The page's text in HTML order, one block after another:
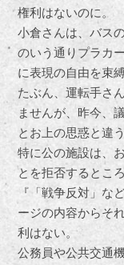
権利はないのに。
小倉さんは、バス
のいう通りプラカ
に表現の自由を束
たぶん、運転手さ
ませんが、昨今、
とお上の思惑と違
特に公の施設は、
とを拒否するとこ
『「戦争反対」な
ージの内容からそ
利はない。
公務員や公共交通